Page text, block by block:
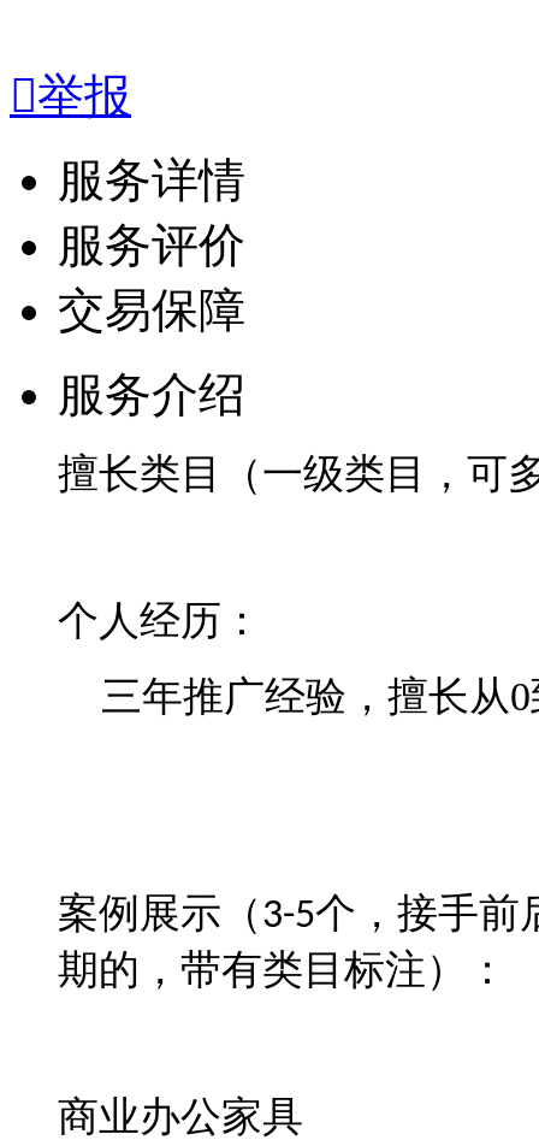
举报
服务详情
服务评价
交易保障
服务介绍
擅长类目（一级类目，可
个人经历：
三年推广经验，擅长从0
案例展示（ 3-5个，接手前
期的，带有类目标注）：
商业办公家具